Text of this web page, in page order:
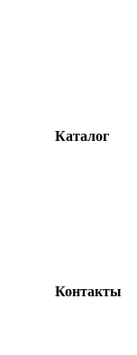
Каталог
Контакты